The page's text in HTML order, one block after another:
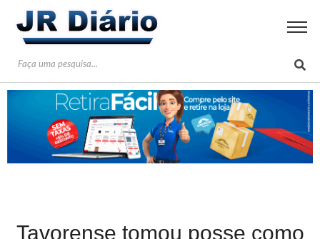
Tavorense tomou posse como